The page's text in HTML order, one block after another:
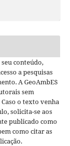
conteúdo,
a pesquisas
A GeoAmbES
sem
o texto venha
solicita-se aos
publicado como
como citar as